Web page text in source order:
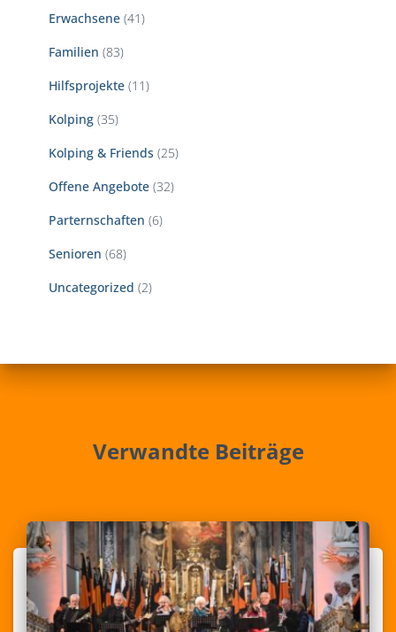
Erwachsene (41)
Familien (83)
Hilfsprojekte (11)
Kolping (35)
Kolping & Friends (25)
Offene Angebote (32)
Parternschaften (6)
Senioren (68)
Uncategorized (2)
Verwandte Beiträge